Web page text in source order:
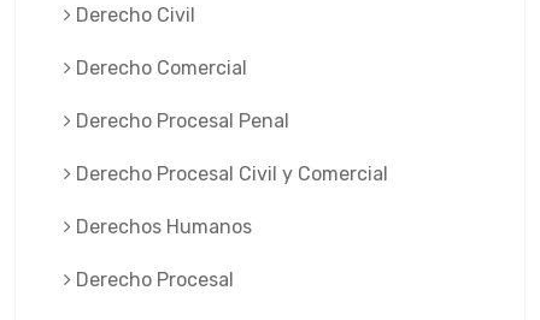
Derecho Civil
Derecho Comercial
Derecho Procesal Penal
Derecho Procesal Civil y Comercial
Derechos Humanos
Derecho Procesal